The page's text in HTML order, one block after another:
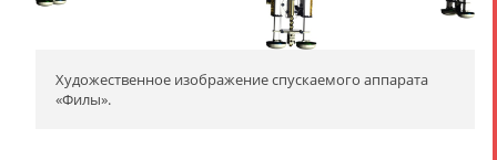
Художественное изображение спускаемого аппарата
«Филы».